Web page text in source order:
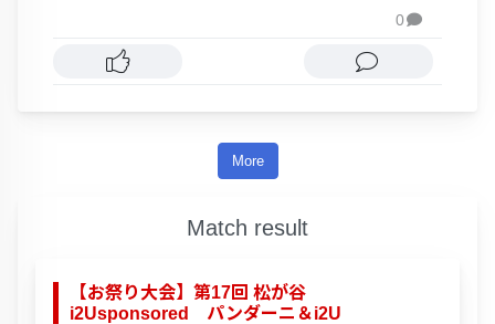
0
More
Match result
【お祭り大会】第17回 松が谷
i2Usponsored パンダーニ＆i2U